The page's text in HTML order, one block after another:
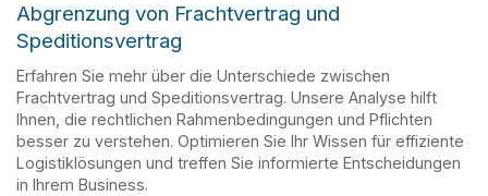
Abgrenzung von Frachtvertrag und
Speditionsvertrag
Erfahren Sie mehr über die Unterschiede zwischen
Frachtvertrag und Speditionsvertrag. Unsere Analyse hilft
Ihnen, die rechtlichen Rahmenbedingungen und Pflichten
besser zu verstehen. Optimieren Sie Ihr Wissen für effiziente
Logistiklösungen und treffen Sie informierte Entscheidungen
in Ihrem Business.